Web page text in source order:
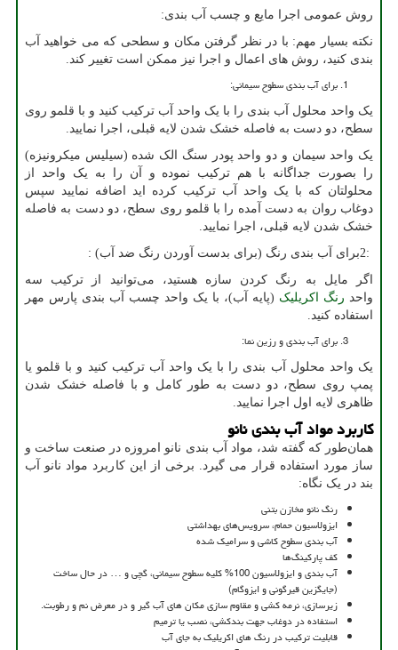
روش عمومی اجرا مایع و چسب آب بندی:
نکته بسیار مهم: با در نظر گرفتن مکان و سطحی که می خواهید آب
بندی کنید، روش های اعمال و اجرا نیز ممکن است تغییر کند.
برای آب بندی سطوح سیمانی:
یک واحد محلول آب بندی را با یک واحد آب ترکیب کنید و با قلمو روی
سطح، دو دست به فاصله خشک شدن لایه قبلی، اجرا نمایید.
یک واحد سیمان و دو واحد پودر سنگ الک شده (سیلیس میکرونیزه)
را بصورت جداگانه با هم ترکیب نموده و آن را به یک واحد از
محلولتان که با یک واحد آب ترکیب کرده اید اضافه نمایید سپس
دوغاب روان به دست آمده را با قلمو روی سطح، دو دست به فاصله
خشک شدن لایه قبلی، اجرا نمایید.
2:برای آب بندی رنگ (برای بدست آوردن رنگ ضد آب) :
اگر مایل به رنگ کردن سازه هستید، می‌توانید از ترکیب سه
واحد رنگ اکریلیک (پایه آب)، با یک واحد چسب آب بندی پارس مهر
استفاده کنید.
برای آب بندی و رزین نما:
یک واحد محلول آب بندی را با یک واحد آب ترکیب کنید و با قلمو یا
پمپ روی سطح، دو دست به طور کامل و با فاصله خشک شدن
ظاهری لایه اول اجرا نمایید.
کاربرد مواد آب بندی نانو
همان‌طور که گفته شد، مواد آب بندی نانو امروزه در صنعت ساخت و
ساز مورد استفاده قرار می گیرد. برخی از این کاربرد‌ مواد نانو آب
بند در یک نگاه:
رنگ نانو مخازن بتنی
ایزولاسیون حمام، سرویس‌های بهداشتی
آب بندی سطوح کاشی و سرامیک شده
کف پارکینگ‌ها
آب بندی و ایزولاسیون 100% کلیه سطوح سیمانی، گچی و … در حال ساخت
(جایگزین قیرگونی و ایزوگام)
زیرسازی، نرمه کشی و مقاوم سازی مکان های آب گیر و در معرض نم و رطوبت.
استفاده در دوغاب جهت بندکشی، نصب یا ترمیم
قابلیت ترکیب در رنگ های اکریلیک به جای آب